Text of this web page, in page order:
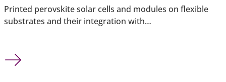
Printed perovskite solar cells and modules on flexible
substrates and their integration with…
CM@S-Kolloquium von Frau Prof. Dr. Francesca Brunetti